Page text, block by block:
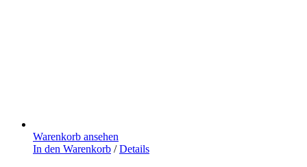
Warenkorb ansehen
In den Warenkorb / Details